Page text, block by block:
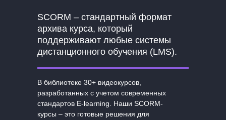
SCORM – стандартный формат
архива курса, который
поддерживают любые системы
дистанционного обучения (LMS).
В библиотеке 30+ видеокурсов,
разработанных с учетом современных
стандартов E-learning. Наши SCORM-
курсы – это готовые решения для